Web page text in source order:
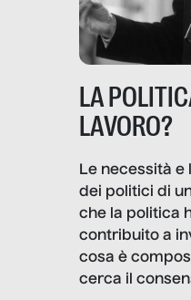
LA
LAVORO?
Le necessità e
dei politici di
che la politica
contribuito a
cosa è
cerca il